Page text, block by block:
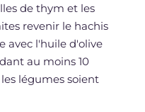
de thym et les
revenir le hachis
avec l'huile d'olive
au moins 10
légumes soient